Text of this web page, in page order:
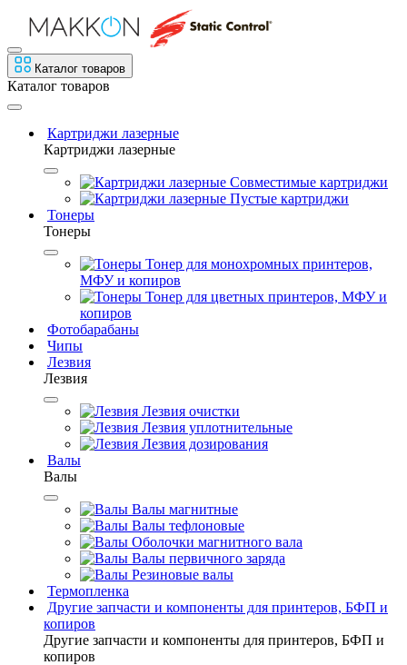
Каталог товаров
Каталог товаров
Картриджи лазерные
Картриджи лазерные
Совместимые картриджи
Пустые картриджи
Тонеры
Тонеры
Тонер для монохромных принтеров,
МФУ и копиров
Тонер для цветных принтеров, МФУ и
копиров
Фотобарабаны
Чипы
Лезвия
Лезвия
Лезвия очистки
Лезвия уплотнительные
Лезвия дозирования
Валы
Валы
Валы магнитные
Валы тефлоновые
Оболочки магнитного вала
Валы первичного заряда
Резиновые валы
Термопленка
Другие запчасти и компоненты для принтеров, БФП и
копиров
Другие запчасти и компоненты для принтеров, БФП и
копиров